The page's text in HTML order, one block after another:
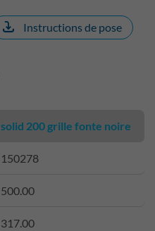
Instructions de pose
solid 200 grille fonte noire
150278
500.00
317.00